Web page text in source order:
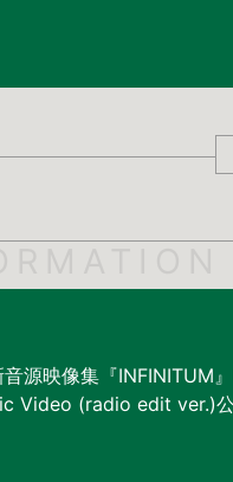
源映像集『INFINITUM
Video (radio edit ver.)